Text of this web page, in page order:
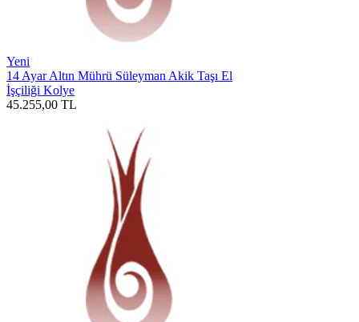
Yeni
14 Ayar Altın Mührü Süleyman Akik Taşı El
İşçiliği Kolye
45.255,00 TL